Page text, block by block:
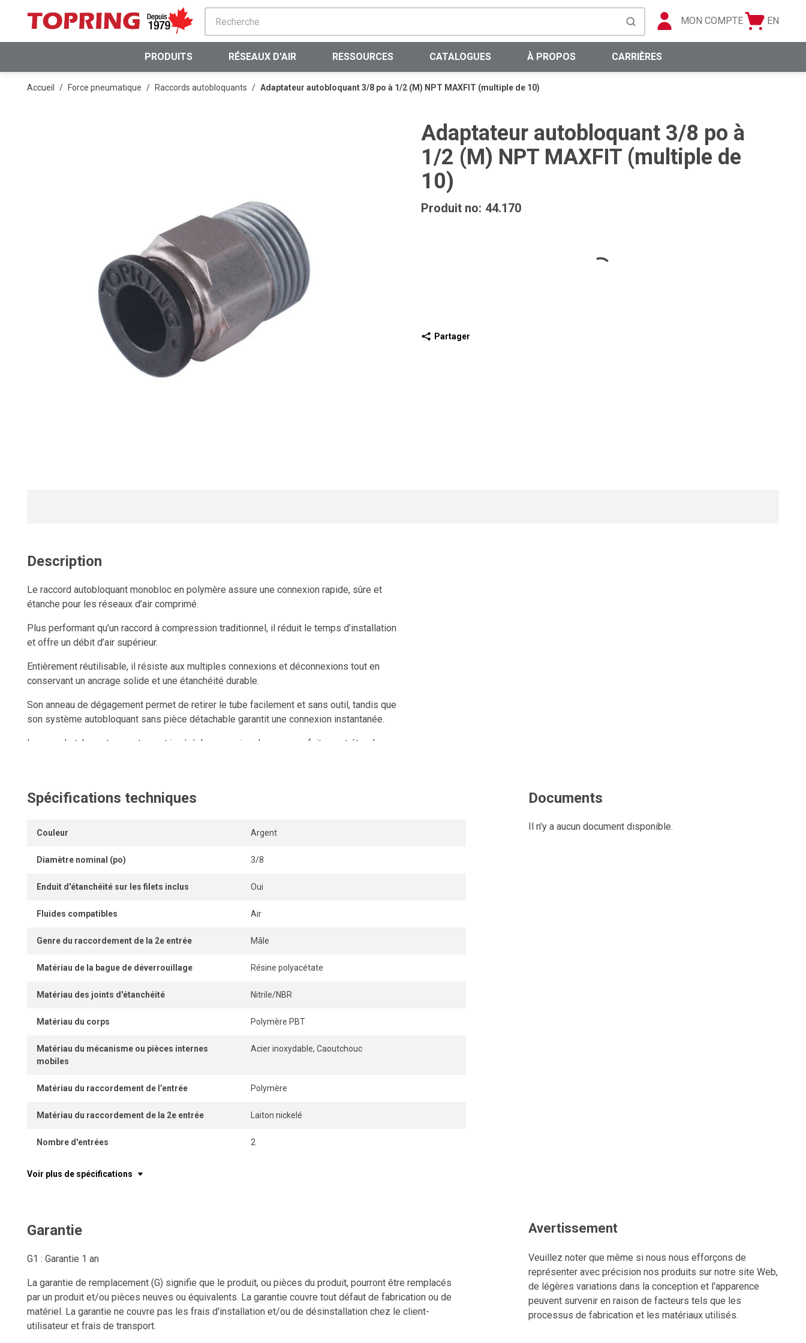
PASSER AU CONTENU PRINCIPAL
soumettre la recherche
MON COMPTE
Panier
Langue
EN
PRODUITS RÉSEAUX D'AIR RESSOURCES CATALOGUES À PROPOS CARRIÈRES
Accueil / Force pneumatique / Raccords autobloquants / Adaptateur autobloquant 3/8 po à 1/2 (M) NPT MAXFIT (multiple de 10)
Adaptateur autobloquant 3/8 po à
1/2 (M) NPT MAXFIT (multiple de
10)
Produit no: 44.170
Partager
Description
Le raccord autobloquant monobloc en polymère assure une connexion rapide, sûre et
étanche pour les réseaux d’air comprimé.
Plus performant qu’un raccord à compression traditionnel, il réduit le temps d’installation
et offre un débit d’air supérieur.
Entièrement réutilisable, il résiste aux multiples connexions et déconnexions tout en
conservant un ancrage solide et une étanchéité durable.
Son anneau de dégagement permet de retirer le tube facilement et sans outil, tandis que
son système autobloquant sans pièce détachable garantit une connexion instantanée.
Lorsque le tube est correctement inséré, la connexion demeure parfaitement étanche,
Spécifications techniques
Couleur Argent
Diamètre nominal (po) 3/8
Enduit d'étanchéité sur les filets inclus Oui
Fluides compatibles Air
Genre du raccordement de la 2e entrée Mâle
Matériau de la bague de déverrouillage Résine polyacétate
Matériau des joints d'étanchéité Nitrile/NBR
Matériau du corps Polymère PBT
Matériau du mécanisme ou pièces internes
mobiles
Acier inoxydable, Caoutchouc
Matériau du raccordement de l’entrée Polymère
Matériau du raccordement de la 2e entrée Laiton nickelé
Nombre d'entrées 2
Voir plus de spécifications
Documents
Il n'y a aucun document disponible.
Garantie
G1 : Garantie 1 an
La garantie de remplacement (G) signifie que le produit, ou pièces du produit, pourront être remplacés
par un produit et/ou pièces neuves ou équivalents. La garantie couvre tout défaut de fabrication ou de
matériel. La garantie ne couvre pas les frais d'installation et/ou de désinstallation chez le client-
utilisateur et frais de transport.
Avertissement
Veuillez noter que même si nous nous efforçons de
représenter avec précision nos produits sur notre site Web,
de légères variations dans la conception et l'apparence
peuvent survenir en raison de facteurs tels que les
processus de fabrication et les matériaux utilisés.